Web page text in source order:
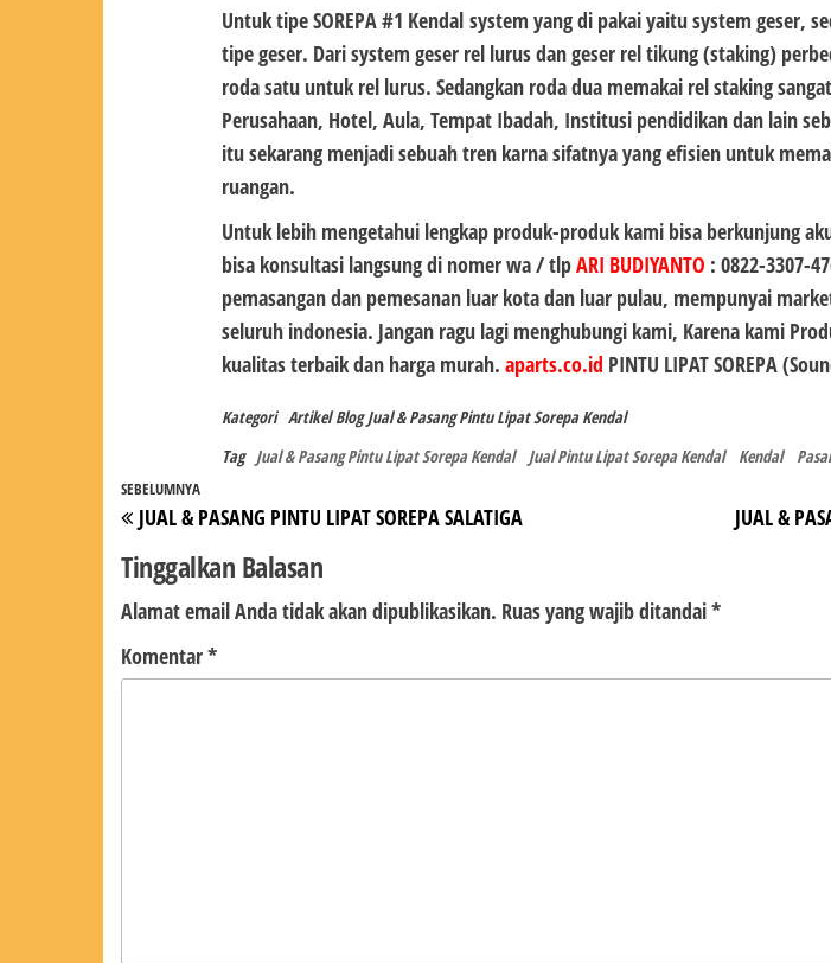
Untuk tipeSOREPA #1 Kendalsystem yang di pakai yaitu system geser,
tipe geser. Dari system geser rel lurus dan geser rel tikung (staking)
roda satu untuk rel lurus. Sedangkan roda dua memakai rel staking
Perusahaan, Hotel, Aula, Tempat Ibadah, Institusi pendidikan dan lain
itu sekarang menjadi sebuah tren karna sifatnya yang efisien untuk
ruangan.
Untuk lebih mengetahui lengkap produk-produk kami bisa berkunjung
bisa konsultasi langsung di nomer wa / tlpARI BUDIYANTO : 0822-3307-
pemasangan dan pemesanan luar kota dan luar pulau, mempunyai
seluruh indonesia. Jangan ragu lagi menghubungi kami, Karena kami
kualitas terbaik dan harga murah. aparts.co.id PINTU LIPAT SOREPA
Kategori Artikel Blog Jual & Pasang Pintu Lipat Sorepa Kendal
Tag Jual & Pasang Pintu Lipat Sorepa Kendal Jual Pintu Lipat Sorepa Kendal Kendal
Navigasi
pos
Pos
Sebelumnya
SEBELUMNYA
JUAL & PASANG PINTU LIPAT SOREPA SALATIGA JUAL &
Tinggalkan Balasan
Alamat email Anda tidak akan dipublikasikan. Ruas yang wajib ditandai*
Komentar*